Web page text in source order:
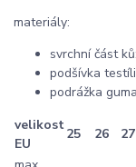
materiály:
svrchní část
podšívka
podrážka guma
velikost
EU
25 26 27